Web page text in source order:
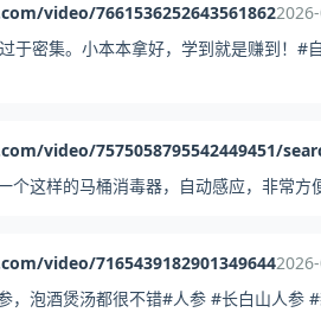
video/7661536252643561862
于密集。小本本拿好，学到就是赚到！
video/7575058795542449451/
个这样的马桶消毒器，自动感应，非常
video/7165439182901349644
，泡酒煲汤都很不错#人参 #长白山人参